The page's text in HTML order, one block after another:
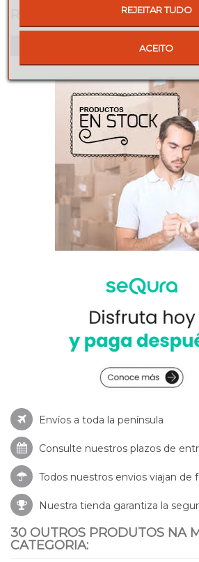
Seja o primeiro a fazer uma avaliação!
Envíos a toda la península
Consulte nuestros plazos de
Todos nuestros envios viajan de
Nuestra tienda garantiza la
30 OUTROS PRODUTOS NA
CATEGORIA:
REJEITAR TUDO
ACEITO